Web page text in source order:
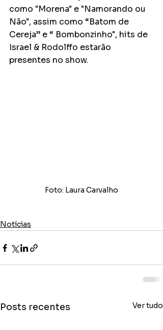
como "Morena" e "Namorando ou
Não", assim como “Batom de
Cereja” e “ Bombonzinho", hits de
Israel & Rodolffo estarão
presentes no show.
Foto: Laura Carvalho
Notícias
Posts recentes Ver tudo